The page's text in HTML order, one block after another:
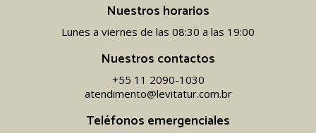
Nuestros horarios
Lunes a viernes de las 08:30 a las 19:00
Nuestros contactos
+55 11 2090-1030
atendimento@levitatur.com.br
Teléfonos emergenciales